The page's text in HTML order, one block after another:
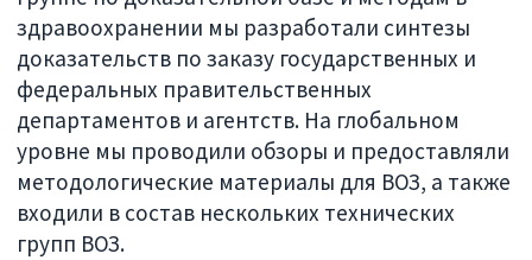
здравоохранении мы разработали синтезы
доказательств по заказу государственных и
федеральных правительственных
департаментов и агентств. На глобальном
уровне мы проводили обзоры и предоставляли
методологические материалы для ВОЗ, а также
входили в состав нескольких технических
групп ВОЗ.